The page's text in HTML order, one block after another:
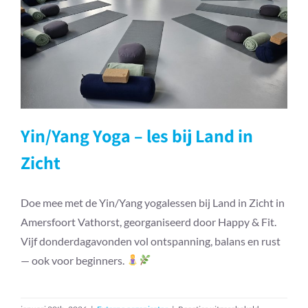
Yin/Yang Yoga – les bij Land in
Zicht
Yin/Yang Yoga – les bij Land in
Zicht
Doe mee met de Yin/Yang yogalessen bij Land in Zicht in
Amersfoort Vathorst, georganiseerd door Happy & Fit.
Vijf donderdagavonden vol ontspanning, balans en rust
— ook voor beginners.